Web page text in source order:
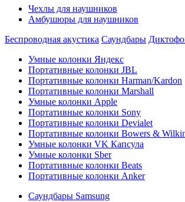
Чехлы для наушников
Амбушюры для наушников
Беспроводная акустика Саундбары
Умные колонки Яндекс
Портативные колонки JBL
Портативные колонки Harman/Kardon
Портативные колонки Marshall
Умные колонки Apple
Портативные колонки Sony
Портативные колонки Devialet
Портативные колонки Bowers &
Умные колонки VK Капсула
Умные колонки Sber
Портативные колонки Beats
Портативные колонки Anker
Саундбары Samsung